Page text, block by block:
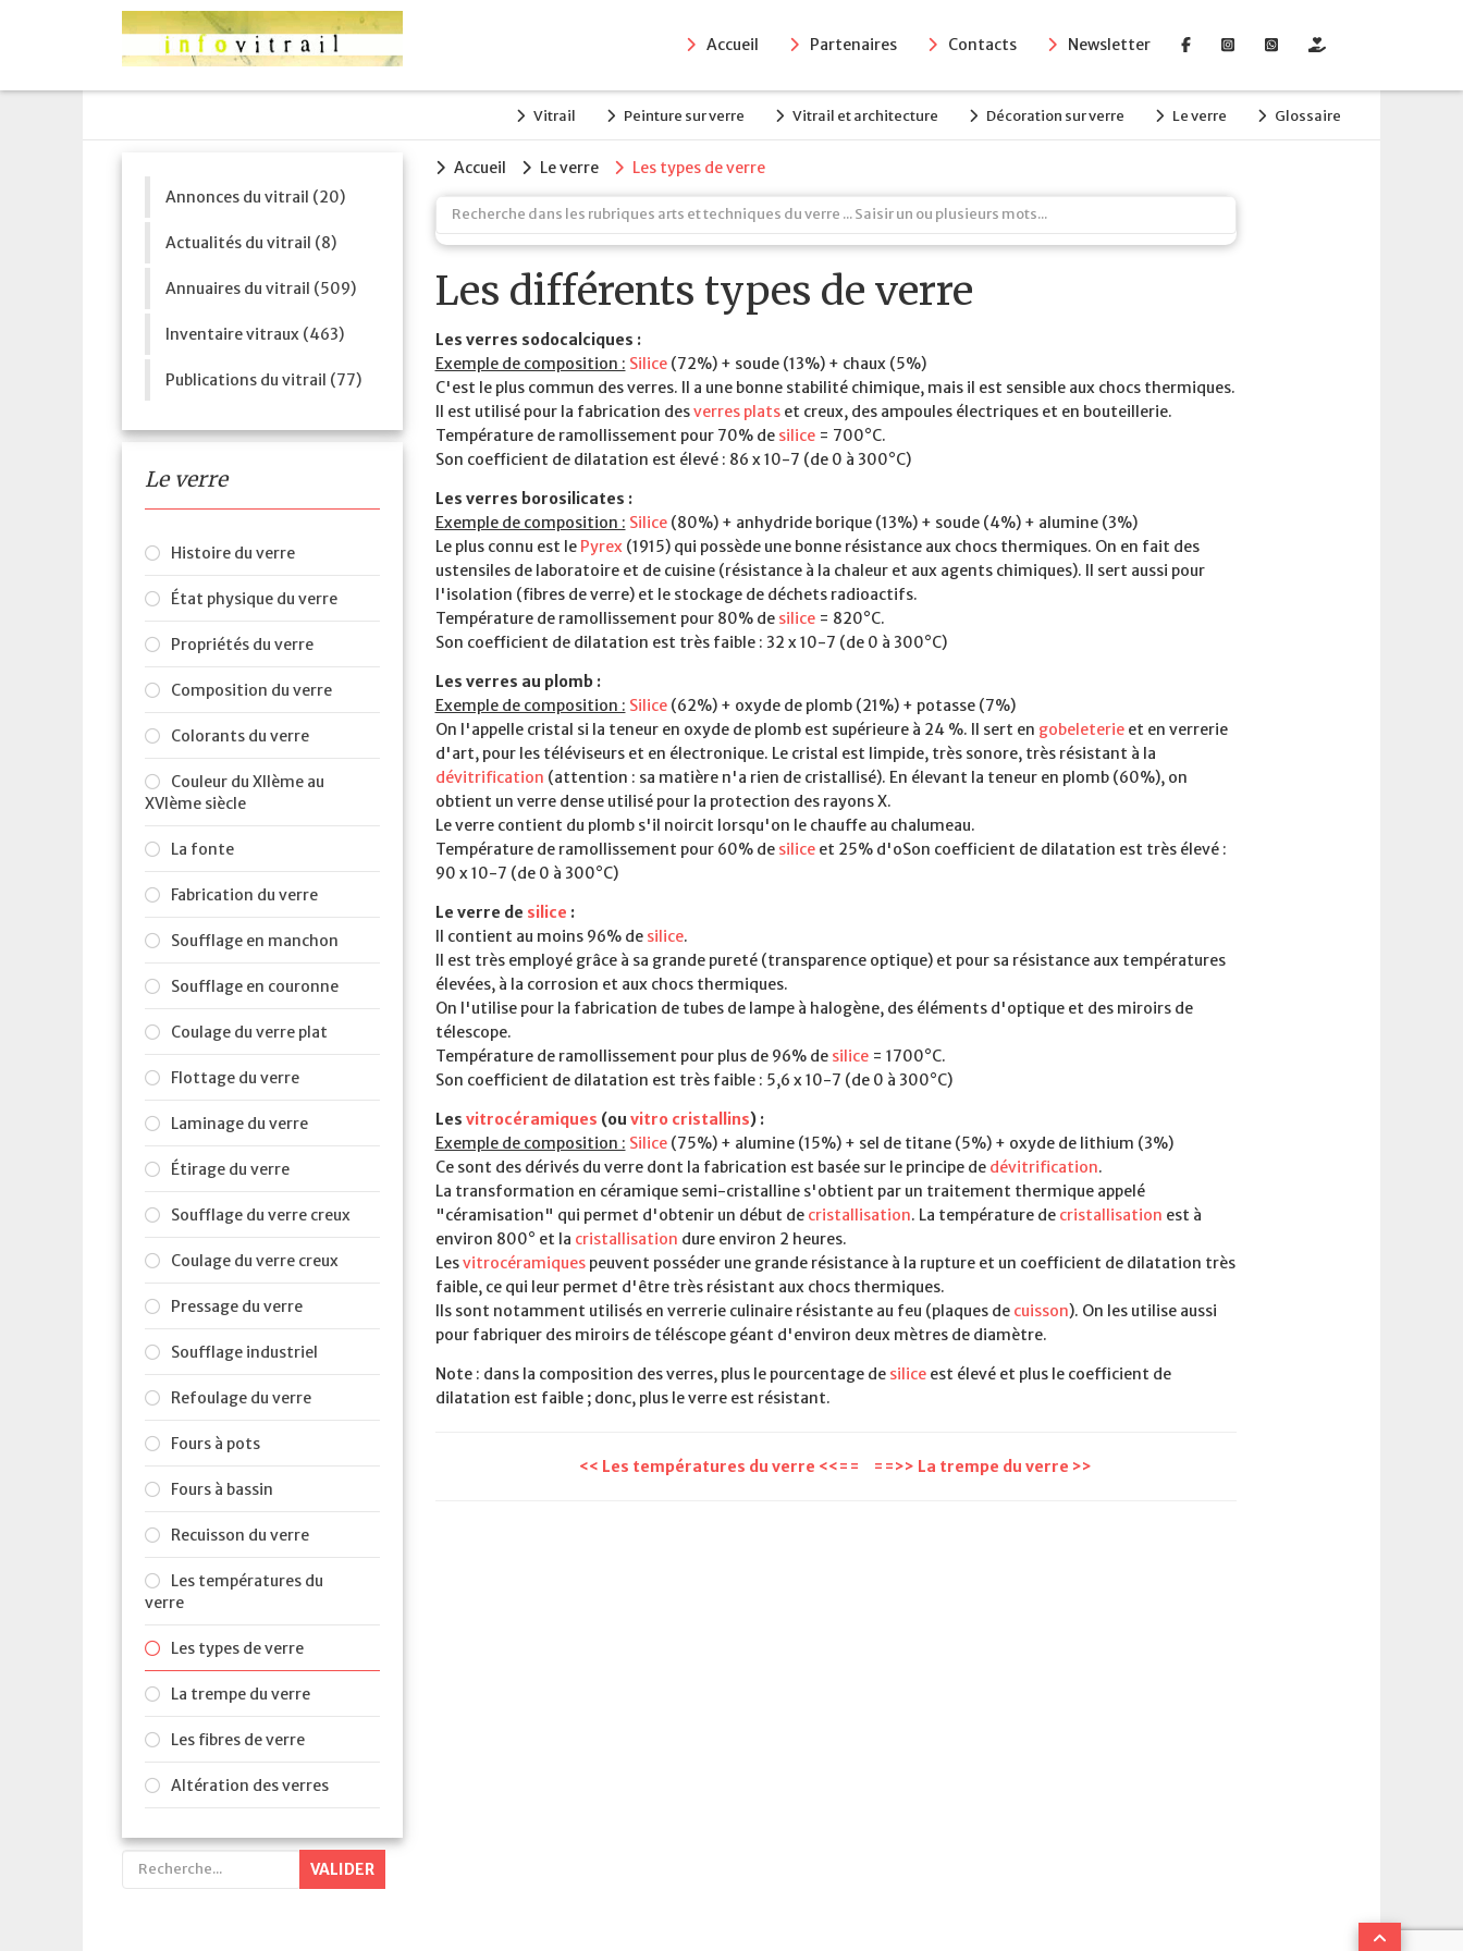
Vitrail Peinture sur verre Vitrail et architecture Décoration sur verre Le verre Glossaire
Accueil Partenaires Contacts Newsletter
Annonces du vitrail (20)
Actualités du vitrail (8)
Annuaires du vitrail (509)
Inventaire vitraux (463)
Publications du vitrail (77)
Le verre
Histoire du verre
État physique du verre
Propriétés du verre
Composition du verre
Colorants du verre
Couleur du XIIème au
XVIème siècle
La fonte
Fabrication du verre
Soufflage en manchon
Soufflage en couronne
Coulage du verre plat
Flottage du verre
Laminage du verre
Étirage du verre
Soufflage du verre creux
Coulage du verre creux
Pressage du verre
Soufflage industriel
Refoulage du verre
Fours à pots
Fours à bassin
Recuisson du verre
Les températures du
verre
Les types de verre
La trempe du verre
Les fibres de verre
Altération des verres
VALIDER
Accueil Le verre Les types de verre
Les différents types de verre
Les verres sodocalciques :
Exemple de composition : Silice(72%) + soude (13%) + chaux (5%)
C'est le plus commun des verres. Il a une bonne stabilité chimique, mais il est sensible aux chocs thermiques.
Il est utilisé pour la fabrication desverres platset creux, des ampoules électriques et en bouteillerie.
Température de ramollissement pour 70% de silice= 700°C.
Son coefficient de dilatation est élevé : 86 x 10-7 (de 0 à 300°C)
Les verres borosilicates :
Exemple de composition : Silice(80%) + anhydride borique (13%) + soude (4%) + alumine (3%)
Le plus connu est le Pyrex(1915) qui possède une bonne résistance aux chocs thermiques. On en fait des
ustensiles de laboratoire et de cuisine (résistance à la chaleur et aux agents chimiques). Il sert aussi pour
l'isolation (fibres de verre) et le stockage de déchets radioactifs.
Température de ramollissement pour 80% de silice= 820°C.
Son coefficient de dilatation est très faible : 32 x 10-7 (de 0 à 300°C)
Les verres au plomb :
Exemple de composition : Silice(62%) + oxyde de plomb (21%) + potasse (7%)
On l'appelle cristal si la teneur en oxyde de plomb est supérieure à 24 %. Il sert en gobeleterieet en verrerie
d'art, pour les téléviseurs et en électronique. Le cristal est limpide, très sonore, très résistant à la
dévitrification (attention : sa matière n'a rien de cristallisé). En élevant la teneur en plomb (60%), on
obtient un verre dense utilisé pour la protection des rayons X.
Le verre contient du plomb s'il noircit lorsqu'on le chauffe au chalumeau.
Température de ramollissement pour 60% de siliceet 25% d'oSon coefficient de dilatation est très élevé :
90 x 10-7 (de 0 à 300°C)
Le verre de silice :
Il contient au moins 96% de silice.
Il est très employé grâce à sa grande pureté (transparence optique) et pour sa résistance aux températures
élevées, à la corrosion et aux chocs thermiques.
On l'utilise pour la fabrication de tubes de lampe à halogène, des éléments d'optique et des miroirs de
télescope.
Température de ramollissement pour plus de 96% de silice= 1700°C.
Son coefficient de dilatation est très faible : 5,6 x 10-7 (de 0 à 300°C)
Les vitrocéramiques (ou vitro cristallins) :
Exemple de composition : Silice(75%) + alumine (15%) + sel de titane (5%) + oxyde de lithium (3%)
Ce sont des dérivés du verre dont la fabrication est basée sur le principe de dévitrification.
La transformation en céramique semi-cristalline s'obtient par un traitement thermique appelé
"céramisation" qui permet d'obtenir un début de cristallisation. La température de cristallisation est à
environ 800° et la cristallisation dure environ 2 heures.
Lesvitrocéramiquespeuvent posséder une grande résistance à la rupture et un coefficient de dilatation très
faible, ce qui leur permet d'être très résistant aux chocs thermiques.
Ils sont notamment utilisés en verrerie culinaire résistante au feu (plaques de cuisson). On les utilise aussi
pour fabriquer des miroirs de téléscope géant d'environ deux mètres de diamètre.
Note : dans la composition des verres, plus le pourcentage de siliceest élevé et plus le coefficient de
dilatation est faible ; donc, plus le verre est résistant.
<< Les températures du verre <<== ==>> La trempe du verre >>